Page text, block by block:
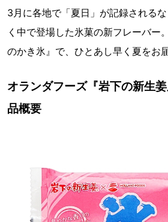
3月に各地で「夏日」が記録される
く中で登場した氷菓の新フレーバー
のかき氷』で、ひとあし早く夏をお
オランダフーズ『岩下の新生
品概要